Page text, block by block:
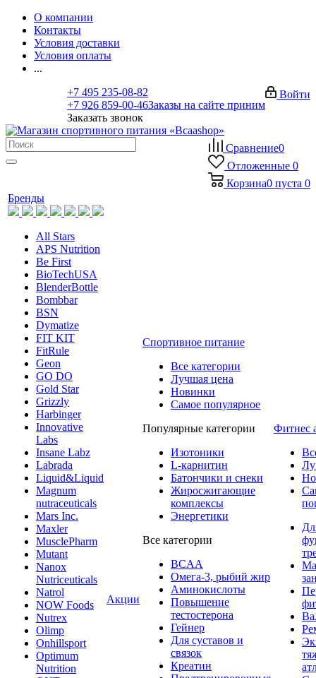
О компании
Контакты
Условия доставки
Условия оплаты
...
Войти
+7 495 235-08-82
+7 926 859-00-46Заказы на сайте приним
Заказать звонок
Сравнение0
Отложенные 0
Корзина0 пуста 0
Бренды
All Stars
APS Nutrition
Be First
BioTechUSA
BlenderBottle
Bombbar
BSN
Dymatize
FIT KIT
FitRule
Geon
GO DO
Gold Star
Grizzly
Harbinger
Innovative
Labs
Insane Labz
Labrada
Liquid&Liquid
Magnum
nutraceuticals
Mars Inc.
Maxler
MusclePharm
Mutant
Nanox
Nutriceuticals
Natrol
NOW Foods
Nutrex
Olimp
Onhillsport
Optimum
Nutrition
Акции
Спортивное питание
Все категории
Лучшая цена
Новинки
Самое популярное
Популярные категории
Изотоники
L-карнитин
Батончики и снеки
Жиросжигающие
комплексы
Энергетики
Все категории
BCAA
Омега-3, рыбий жир
Аминокислоты
Повышение
тестостерона
Гейнер
Для суставов и
связок
Креатин
Фитнес